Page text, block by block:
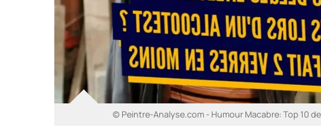
© Peintre-Analyse.com - Humour Macabre: Top 10